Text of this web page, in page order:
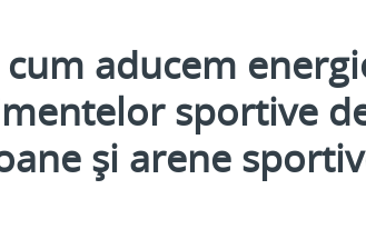
aducem
sportive
și arene